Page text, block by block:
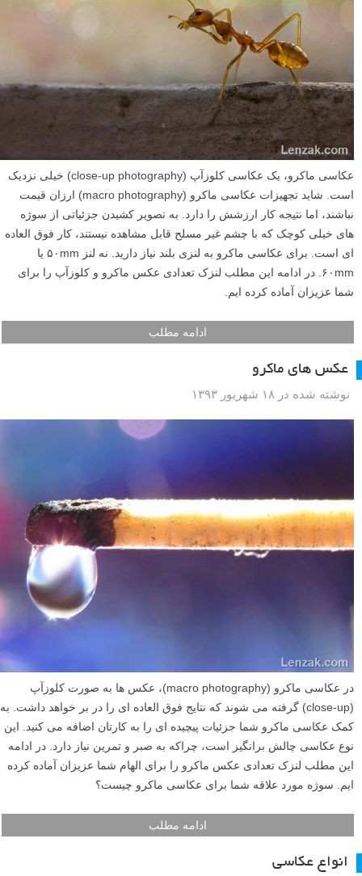
عکاسی ماکرو، یک عکاسی کلوزآپ (close-up photography) خیلی نزدیک
است. شاید تجهیزات عکاسی ماکرو (macro photography) ارزان قیمت
نباشند، اما نتیجه کار ارزشش را دارد. به تصویر کشیدن جزئیاتی از سوژه
های خیلی کوچک که با چشم غیر مسلح قابل مشاهده نیستند، کار فوق العاده
ای است. برای عکاسی ماکرو به لنزی بلند نیاز دارید. نه لنز ۵۰mm یا
۶۰mm. در ادامه این مطلب لنزک تعدادی عکس ماکرو و کلوزآپ را برای
شما عزیزان آماده کرده ایم.
ادامه مطلب
عکس های ماکرو
نوشته شده در ۱۸ شهریور ۱۳۹۳
در عکاسی ماکرو (macro photography)، عکس ها به صورت کلوزآپ
(close-up) گرفته می شوند که نتایج فوق العاده ای را در بر خواهد داشت. به
کمک عکاسی ماکرو شما جزئیات پیچیده ای را به کارتان اضافه می کنید. این
نوع عکاسی چالش برانگیز است، چراکه به صبر و تمرین نیاز دارد. در ادامه
این مطلب لنزک تعدادی عکس ماکرو را برای الهام شما عزیزان آماده کرده
ایم. سوژه مورد علاقه شما برای عکاسی ماکرو چیست؟
ادامه مطلب
انواع عکاسی